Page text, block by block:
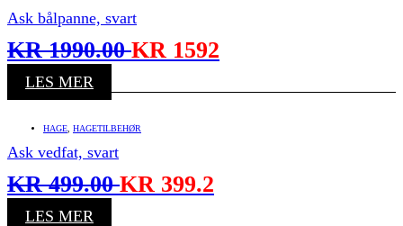
Ask bålpanne, svart
KR1990.00KR 1592
LES MER
HAGE HAGETILBEHØR
Ask vedfat, svart
KR499.00KR 399.2
LES MER